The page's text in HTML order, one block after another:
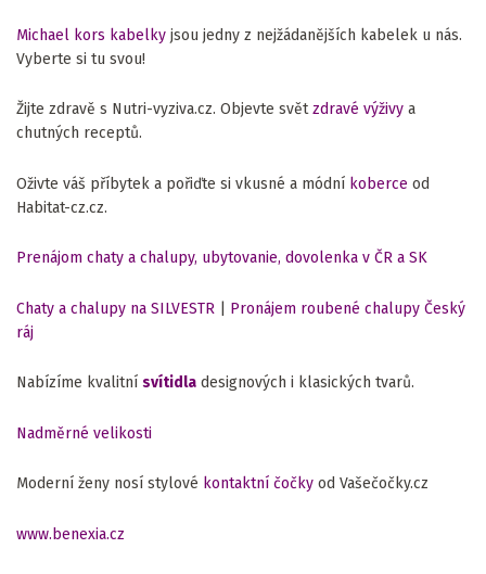
Michael kors kabelky jsou jedny z nejžádanějších kabelek u nás.
Vyberte si tu svou!
Žijte zdravě s Nutri-vyziva.cz. Objevte světzdravé výživy a
chutných receptů.
Oživte váš příbytek a pořiďte si vkusné a módní koberce od
Habitat-cz.cz.
Prenájom chaty a chalupy, ubytovanie, dovolenka v ČR a SK
Chaty a chalupy na SILVESTR
Pronájem roubené chalupy Český
ráj
Nabízíme kvalitní svítidla designových i klasických tvarů.
Nadměrné velikosti
Moderní ženy nosí stylové kontaktní čočky od Vašečočky.cz
www.benexia.cz